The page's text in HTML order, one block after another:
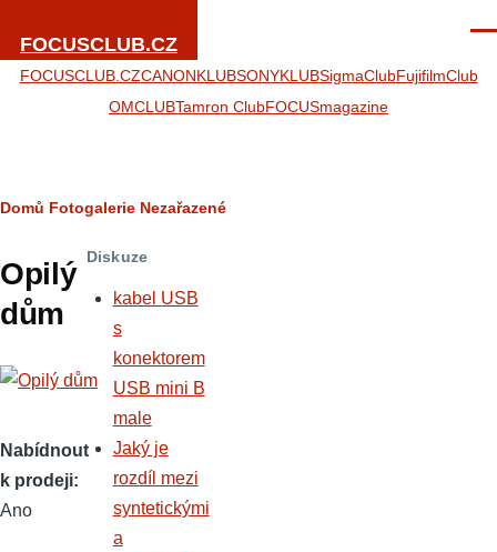
FOCUSCLUB.CZ
FOCUSCLUB.CZCANONKLUBSONYKLUBSigmaClubFujifilmClub
OMCLUBTamron ClubFOCUSmagazine
Drobečková
navigace
Domů Fotogalerie Nezařazené
Opilý
dům
Nabídnout
k prodeji
Ano
Diskuze
kabel USB
s
konektorem
USB mini B
male
Jaký je
rozdíl mezi
syntetickými
a